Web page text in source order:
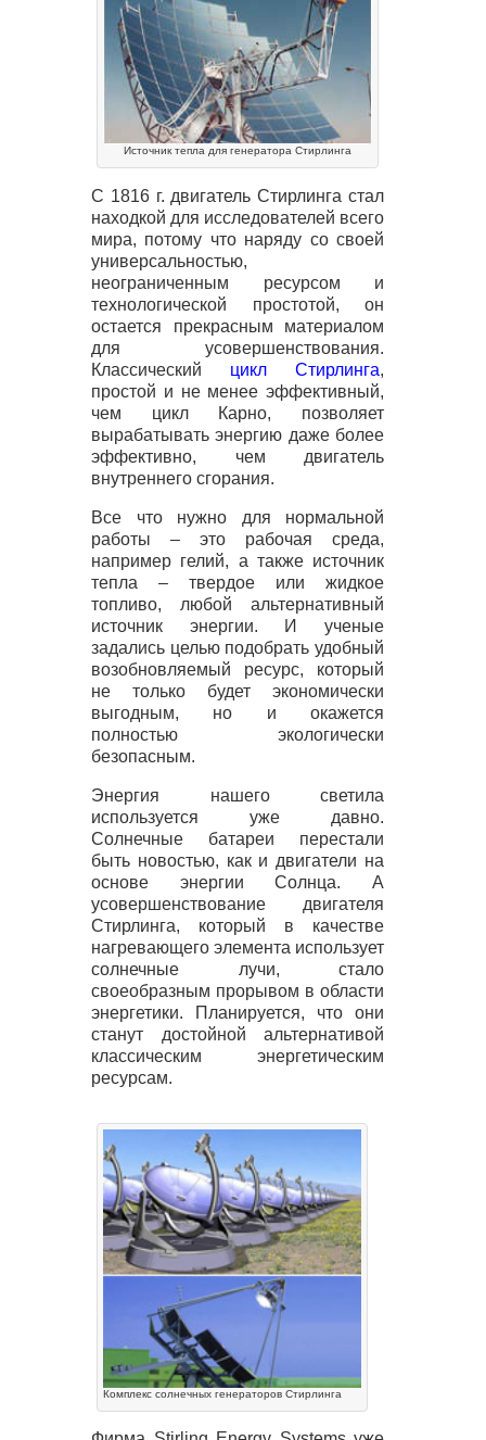
Источник тепла для генератора Стирлинга
С 1816 г. двигатель Стирлинга стал
находкой для исследователей всего
мира, потому что наряду со своей
универсальностью,
неограниченным ресурсом и
технологической простотой, он
остается прекрасным материалом
для усовершенствования.
Классический цикл Стирлинга,
простой и не менее эффективный,
чем цикл Карно, позволяет
вырабатывать энергию даже более
эффективно, чем двигатель
внутреннего сгорания.
Все что нужно для нормальной
работы – это рабочая среда,
например гелий, а также источник
тепла – твердое или жидкое
топливо, любой альтернативный
источник энергии. И ученые
задались целью подобрать удобный
возобновляемый ресурс, который
не только будет экономически
выгодным, но и окажется
полностью экологически
безопасным.
Энергия нашего светила
используется уже давно.
Солнечные батареи перестали
быть новостью, как и двигатели на
основе энергии Солнца. А
усовершенствование двигателя
Стирлинга, который в качестве
нагревающего элемента использует
солнечные лучи, стало
своеобразным прорывом в области
энергетики. Планируется, что они
станут достойной альтернативой
классическим энергетическим
ресурсам.
Комплекс солнечных генераторов Стирлинга